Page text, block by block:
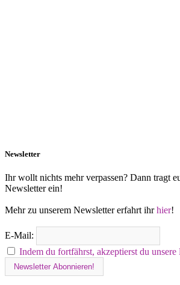
Newsletter
Ihr wollt nichts mehr verpassen? Dann tragt
Newsletter ein!
Mehr zu unserem Newsletter erfahrt ihrhier!
E-Mail:
Indem du fortfährst, akzeptierst du